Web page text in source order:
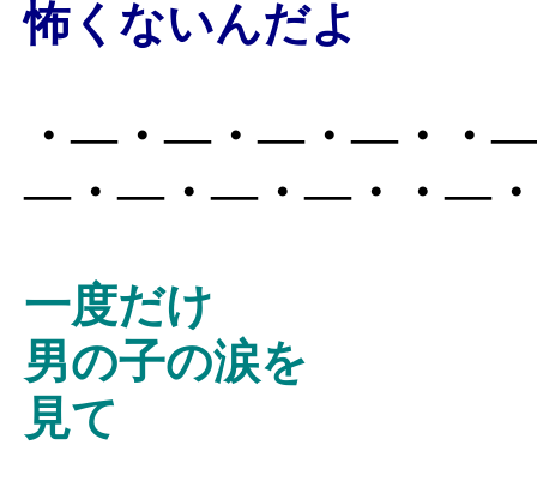
怖くないんだよ
・―・―・―・―・・
―・―・―・―・・―
一度だけ
男の子の涙を
見て